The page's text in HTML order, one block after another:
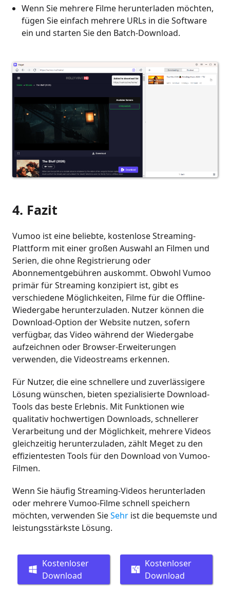
Wenn Sie mehrere Filme herunterladen möchten,
fügen Sie einfach mehrere URLs in die Software
ein und starten Sie den Batch-Download.
4. Fazit
Vumoo ist eine beliebte, kostenlose Streaming-
Plattform mit einer großen Auswahl an Filmen und
Serien, die ohne Registrierung oder
Abonnementgebühren auskommt. Obwohl Vumoo
primär für Streaming konzipiert ist, gibt es
verschiedene Möglichkeiten, Filme für die Offline-
Wiedergabe herunterzuladen. Nutzer können die
Download-Option der Website nutzen, sofern
verfügbar, das Video während der Wiedergabe
aufzeichnen oder Browser-Erweiterungen
verwenden, die Videostreams erkennen.
Für Nutzer, die eine schnellere und zuverlässigere
Lösung wünschen, bieten spezialisierte Download-
Tools das beste Erlebnis. Mit Funktionen wie
qualitativ hochwertigen Downloads, schnellerer
Verarbeitung und der Möglichkeit, mehrere Videos
gleichzeitig herunterzuladen, zählt Meget zu den
effizientesten Tools für den Download von Vumoo-
Filmen.
Wenn Sie häufig Streaming-Videos herunterladen
oder mehrere Vumoo-Filme schnell speichern
möchten, verwenden SieSehr ist die bequemste und
leistungsstärkste Lösung.
Kostenloser
Download
Kostenloser
Download